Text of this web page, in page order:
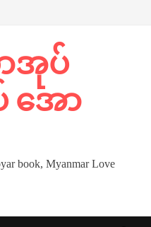
ာအုပ်
အော
book, Myanmar Love